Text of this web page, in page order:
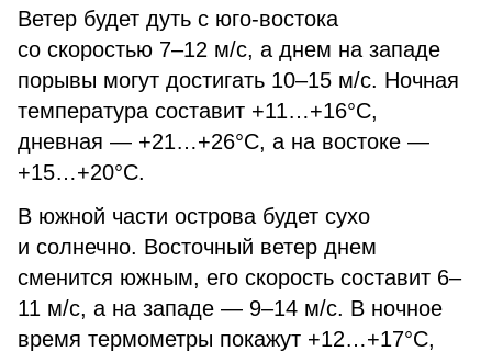
Ветер будет дуть с юго-востока
со скоростью 7–12 м/с, а днем на западе
порывы могут достигать 10–15 м/с. Ночная
температура составит +11…+16°С,
дневная — +21…+26°С, а на востоке —
+15…+20°С.
В южной части острова будет сухо
и солнечно. Восточный ветер днем
сменится южным, его скорость составит 6–
11 м/с, а на западе — 9–14 м/с. В ночное
время термометры покажут +12…+17°С,